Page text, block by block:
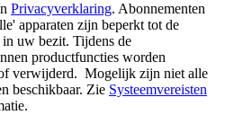
Privacyverklaring. Abonnementen
apparaten zijn beperkt tot de
in uw bezit. Tijdens de
productfuncties worden
verwijderd. Mogelijk zijn niet alle
beschikbaar. Zie Systeemvereisten